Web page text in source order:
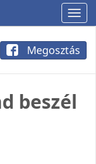
Megosztás
beszél